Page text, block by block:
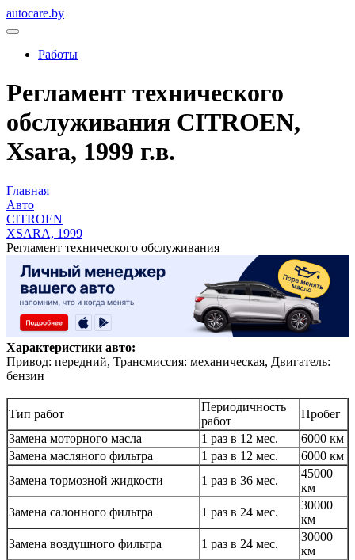
autocare.by
Работы
Регламент технического
обслуживания CITROEN,
Xsara, 1999 г.в.
Главная
Авто
CITROEN
XSARA, 1999
Регламент технического обслуживания
Характеристики авто:
Привод: передний, Трансмиссия: механическая, Двигатель:
бензин
Тип работ
Периодичность
работ
Пробег
Замена моторного масла
1 раз в 12 мес.
6000 км
Замена масляного фильтра
1 раз в 12 мес.
6000 км
Замена тормозной жидкости
1 раз в 36 мес.
45000
км
Замена салонного фильтра
1 раз в 24 мес.
30000
км
Замена воздушного фильтра
1 раз в 24 мес.
30000
км